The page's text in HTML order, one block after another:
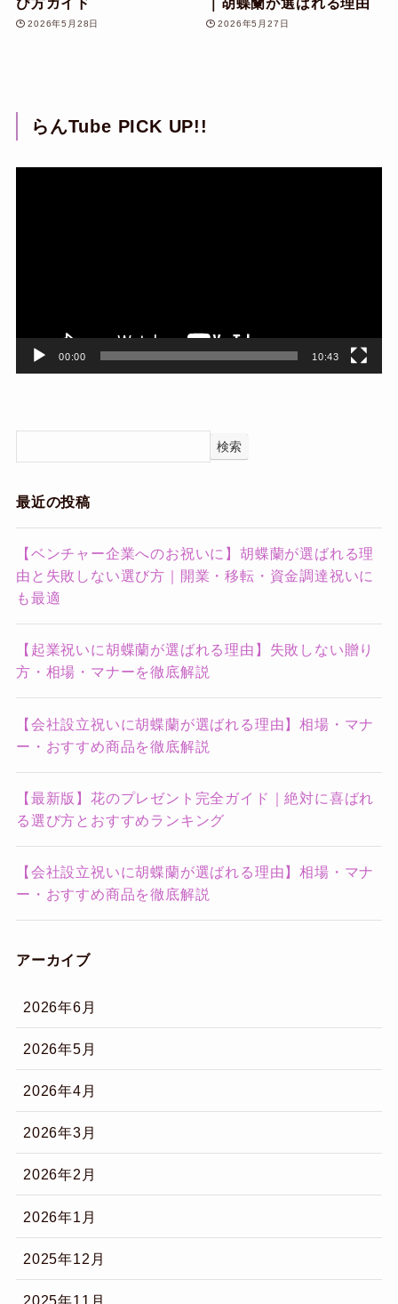
2026年5月28日 2026年5月27日
らんTube PICK UP!!
00:00 10:43
検索
最近の投稿
【ベンチャー企業へのお祝いに】胡蝶蘭が選ばれる理
由と失敗しない選び方｜開業・移転・資金調達祝いに
も最適
【起業祝いに胡蝶蘭が選ばれる理由】失敗しない贈り
方・相場・マナーを徹底解説
【会社設立祝いに胡蝶蘭が選ばれる理由】相場・マナ
ー・おすすめ商品を徹底解説
【最新版】花のプレゼント完全ガイド｜絶対に喜ばれ
る選び方とおすすめランキング
【会社設立祝いに胡蝶蘭が選ばれる理由】相場・マナ
ー・おすすめ商品を徹底解説
アーカイブ
2026年6月
2026年5月
2026年4月
2026年3月
2026年2月
2026年1月
2025年12月
2025年11月